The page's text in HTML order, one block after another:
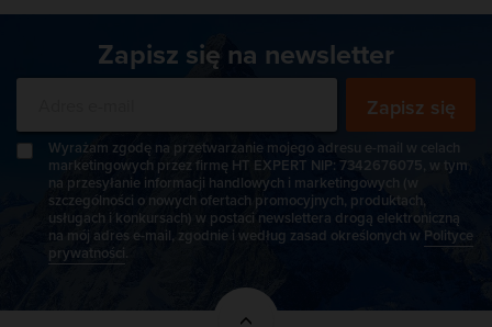
Zapisz się na newsletter
Zapisz się
Wyrażam zgodę na przetwarzanie mojego adresu e-mail w celach
marketingowych przez firmę HT EXPERT NIP: 7342676075, w tym
na przesyłanie informacji handlowych i marketingowych (w
szczególności o nowych ofertach promocyjnych, produktach,
usługach i konkursach) w postaci newslettera drogą elektroniczną
na mój adres e-mail, zgodnie i według zasad określonych w Polityce
prywatności.